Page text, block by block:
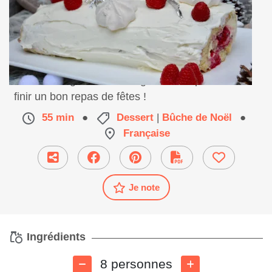
Une bûche gourmande et généreuse pour bien
finir un bon repas de fêtes !
55 min ● Dessert | Bûche de Noël
●
Française
Je note
Ingrédients
8 personnes